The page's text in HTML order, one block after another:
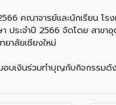
คณาจารย์และนักเรียน โร
ประจำปี 2566 จัดโดย สาขา
าลัยเชียงใหม่
อบเงินร่วมทำบุญกับกิจกรรม